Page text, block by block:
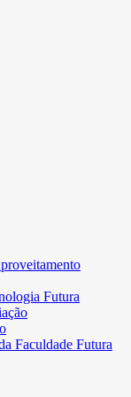
Futura
Faculdade Futura